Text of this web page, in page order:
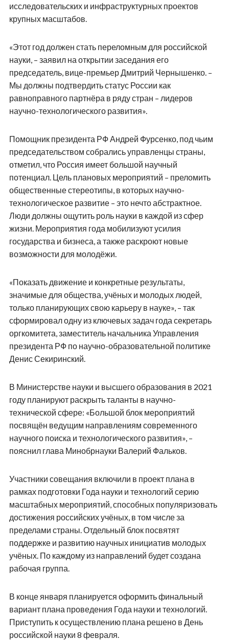
исследовательских и инфраструктурных проектов
крупных масштабов.
«Этот год должен стать переломным для российской
науки, – заявил на открытии заседания его
председатель, вице-премьер Дмитрий Чернышенко. –
Мы должны подтвердить статус России как
равноправного партнёра в ряду стран – лидеров
научно-технологического развития».
Помощник президента РФ Андрей Фурсенко, под чьим
председательством собрались управленцы страны,
отметил, что Россия имеет большой научный
потенциал. Цель плановых мероприятий – преломить
общественные стереотипы, в которых научно-
технологическое развитие – это нечто абстрактное.
Люди должны ощутить роль науки в каждой из сфер
жизни. Мероприятия года мобилизуют усилия
государства и бизнеса, а также раскроют новые
возможности для молодёжи.
«Показать движение и конкретные результаты,
значимые для общества, учёных и молодых людей,
только планирующих свою карьеру в науке», – так
сформировал одну из ключевых задач года секретарь
оргкомитета, заместитель начальника Управления
президента РФ по научно-образовательной политике
Денис Секиринский.
В Министерстве науки и высшего образования в 2021
году планируют раскрыть таланты в научно-
технической сфере: «Большой блок мероприятий
посвящён ведущим направлениям современного
научного поиска и технологического развития», –
пояснил глава Минобрнауки Валерий Фальков.
Участники совещания включили в проект плана в
рамках подготовки Года науки и технологий серию
масштабных мероприятий, способных популяризовать
достижения российских учёных, в том числе за
пределами страны. Отдельный блок посвятят
поддержке и развитию научных инициатив молодых
учёных. По каждому из направлений будет создана
рабочая группа.
В конце января планируется оформить финальный
вариант плана проведения Года науки и технологий.
Приступить к осуществлению плана решено в День
российской науки 8 февраля.